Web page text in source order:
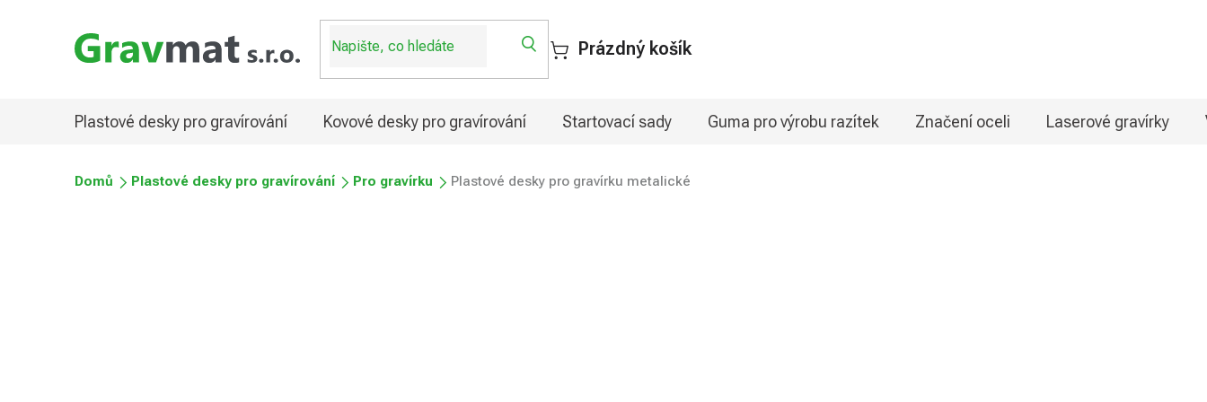
Prázdný košík
Plastové desky pro gravírování Kovové desky pro gravírování Startovací sady Guma pro výrobu razítek Značení oceli Laserové gravírky
Domů Plastové desky pro gravírování Pro gravírku Plastové desky pro gravírku metalické